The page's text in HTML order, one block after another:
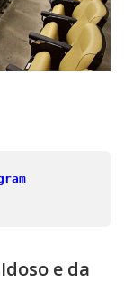
e da